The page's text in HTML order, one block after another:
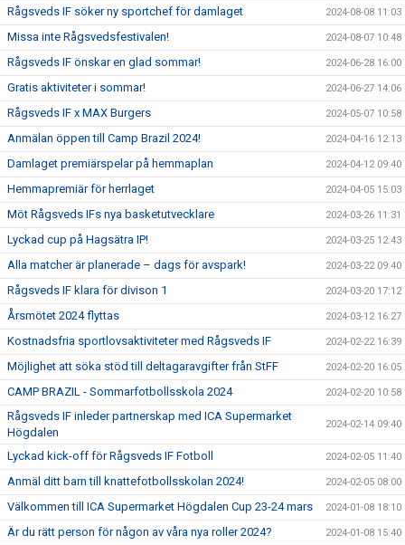
Rågsveds IF söker ny sportchef för damlaget 2024-08-08 11:03
Missa inte Rågsvedsfestivalen! 2024-08-07 10:48
Rågsveds IF önskar en glad sommar! 2024-06-28 16:00
Gratis aktiviteter i sommar! 2024-06-27 14:06
Rågsveds IF x MAX Burgers 2024-05-07 10:58
Anmälan öppen till Camp Brazil 2024! 2024-04-16 12:13
Damlaget premiärspelar på hemmaplan 2024-04-12 09:40
Hemmapremiär för herrlaget 2024-04-05 15:03
Möt Rågsveds IFs nya basketutvecklare 2024-03-26 11:31
Lyckad cup på Hagsätra IP! 2024-03-25 12:43
Alla matcher är planerade – dags för avspark! 2024-03-22 09:40
Rågsveds IF klara för divison 1 2024-03-20 17:12
Årsmötet 2024 flyttas 2024-03-12 16:27
Kostnadsfria sportlovsaktiviteter med Rågsveds IF 2024-02-22 16:39
Möjlighet att söka stöd till deltagaravgifter från StFF 2024-02-20 16:05
CAMP BRAZIL - Sommarfotbollsskola 2024 2024-02-20 10:58
Rågsveds IF inleder partnerskap med ICA Supermarket
Högdalen
2024-02-14 09:40
Lyckad kick-off för Rågsveds IF Fotboll 2024-02-05 11:40
Anmäl ditt barn till knattefotbollsskolan 2024! 2024-02-05 08:00
Välkommen till ICA Supermarket Högdalen Cup 23-24 mars 2024-01-08 18:10
Är du rätt person för någon av våra nya roller 2024? 2024-01-08 15:40